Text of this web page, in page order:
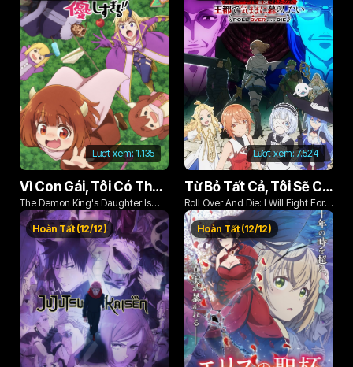
Lượt xem: 1.135
Vì Con Gái, Tôi Có Thể Đánh Bại Cả Ma Vương
The Demon King's Daughter Is
Too Kind!!
Lượt xem: 7.524
Từ Bỏ Tất Cả, Tôi Sẽ Chiến Đấu Cho Một Cuộc Sống Bình Thường Với Tình Yêu Của Đời Mình Và Chiếc Thanh Kiếm Bị Nguyền Rủa!
Roll Over And Die: I Will Fight For
An Ordinary Life With My Love And
Cursed Sword!
Hoàn Tất (12/12) Hoàn Tất (12/12)